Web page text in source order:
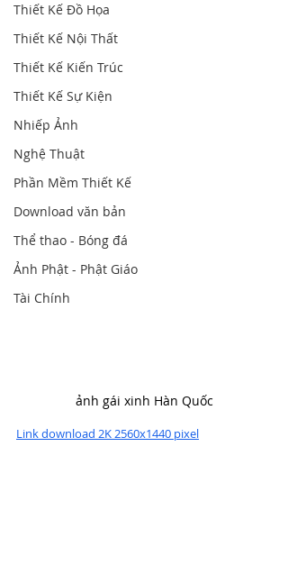
Thiết Kế Đồ Họa
Thiết Kế Nội Thất
Thiết Kế Kiến Trúc
Thiết Kế Sự Kiện
Nhiếp Ảnh
Nghệ Thuật
Phần Mềm Thiết Kế
Download văn bản
Thể thao - Bóng đá
Ảnh Phật - Phật Giáo
Tài Chính
ảnh gái xinh Hàn Quốc
Link download 2K 2560x1440 pixel